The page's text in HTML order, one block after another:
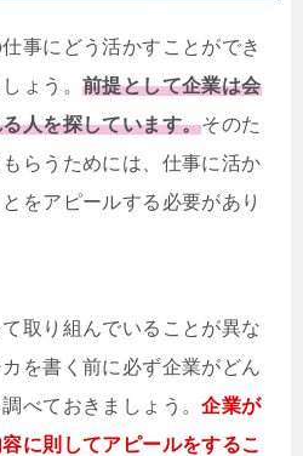
事にどう活かすことができ
ょう。 前提として企業は会
人を探しています。そのた
らうためには、仕事に活か
をアピールする必要があり
取り組んでいることが異な
を書く前に必ず企業がどん
べておきましょう。企業が
に則してアピールをするこ